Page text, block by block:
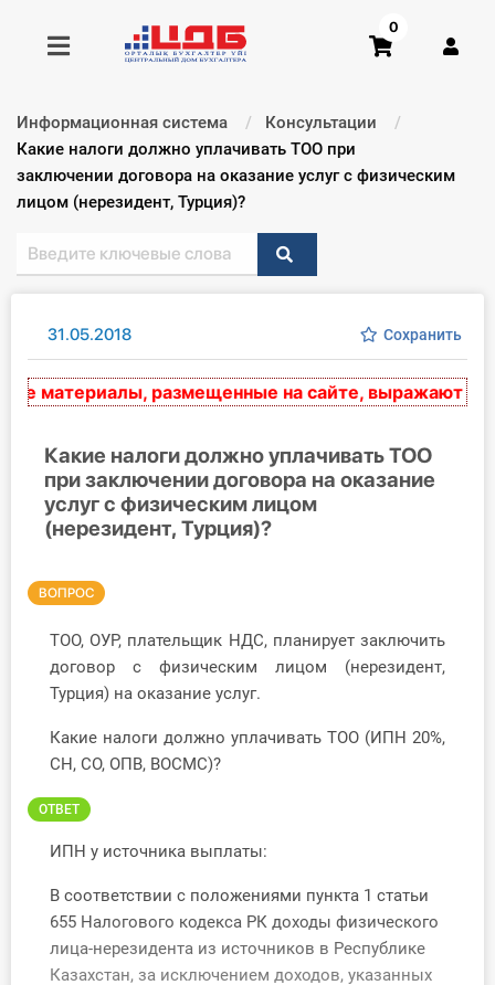
Получить консультацию
Купить доступ
Главная ИС
Консультации
Библиотека бухгалтера
Инструменты
Вебинары
Справочник бухгалтера
Участник ВЭД
Практика ИП
Кадры. Труд. Зарплата.
Учет по отраслям
Юридический помощник
Интернет-магазин
0
Информационная система
Консультации
Текущий:
Какие налоги должно уплачивать ТОО при
заключении договора на оказание услуг с физическим
лицом (нерезидент, Турция)?
31.05.2018 Сохранить
материалы, размещенные на сайте, выражают
Какие налоги должно уплачивать ТОО
при заключении договора на оказание
услуг с физическим лицом
(нерезидент, Турция)?
ВОПРОС
ТОО, ОУР, плательщик НДС, планирует заключить
договор с физическим лицом (нерезидент,
Турция) на оказание услуг.
Какие налоги должно уплачивать ТОО (ИПН 20%,
СН, СО, ОПВ, ВОСМС)?
ОТВЕТ
ИПН у источника выплаты:
В соответствии с положениями пункта 1 статьи
655 Налогового кодекса РК доходы физического
лица-нерезидента из источников в Республике
Казахстан, за исключением доходов, указанных